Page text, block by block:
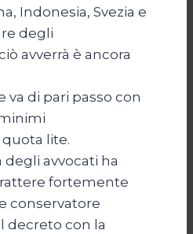
Indonesia, Svezia e
degli
avverrà è ancora
va di pari passo con
lite.
avvocati ha
fortemente
conservatore
decreto con la